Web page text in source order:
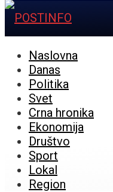
Naslovna
Danas
Politika
Svet
Crna hronika
Ekonomija
Društvo
Sport
Lokal
Region